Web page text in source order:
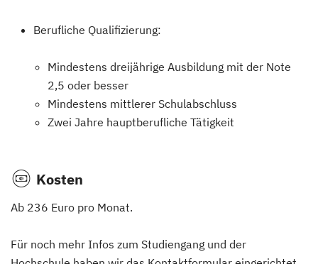
Berufliche Qualifizierung:
Mindestens dreijährige Ausbildung mit der Note
2,5 oder besser
Mindestens mittlerer Schulabschluss
Zwei Jahre hauptberufliche Tätigkeit
Kosten
Ab 236 Euro pro Monat.
Für noch mehr Infos zum Studiengang und der